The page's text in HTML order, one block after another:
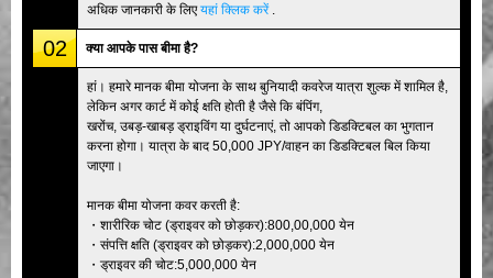
अधिक जानकारी के लिएयहां क्लिक करें.
02 क्या आपके पास बीमा है?
हां। हमारे मानक बीमा योजना के साथ बुनियादी कवरेज यात्रा शुल्क में शामिल है,
लेकिन अगर कार्ट में कोई क्षति होती है जैसे कि बंपिंग,
खरोंच, उबड़-खाबड़ ड्राइविंग या दुर्घटनाएं, तो आपको डिडक्टिबल का भुगतान
करना होगा। यात्रा के बाद 50,000 JPY/वाहन का डिडक्टिबल बिल किया
जाएगा।
मानक बीमा योजना कवर करती है:
・शारीरिक चोट (ड्राइवर को छोड़कर):800,00,000 येन
・संपत्ति क्षति (ड्राइवर को छोड़कर):2,000,000 येन
・ड्राइवर की चोट:5,000,000 येन